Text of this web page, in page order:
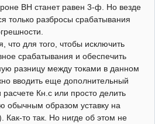
ВН станет равен 3-ф. Но везде
только разбросы срабатывания
что для того, чтобы исключить
срабатывания и обеспечить
разницу между токами в данном
вводить еще дополнительный
Кн.с или просто делить
обычным образом уставку на
то так. Но нигде об этом не